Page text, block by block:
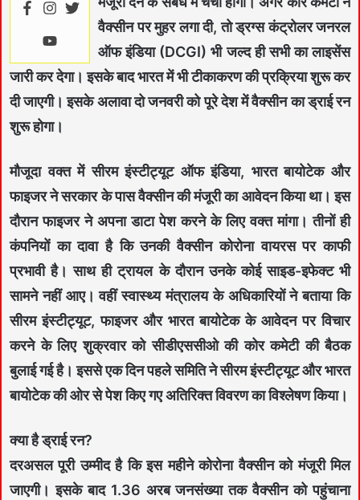
वैक्सीन पर मुहर लगा दी, तो ड्रग्स कंट्रोलर जनरल
ऑफ इंडिया (DCGI) भी जल्द ही सभी का लाइसेंस
जारी कर देगा। इसके बाद भारत में भी टीकाकरण की प्रक्रिया शुरू कर
दी जाएगी। इसके अलावा दो जनवरी को पूरे देश में वैक्सीन का ड्राई रन
शुरू होगा।
मौजूदा वक्त में सीरम इंस्टीट्यूट ऑफ इंडिया, भारत बायोटेक और
फाइजर ने सरकार के पास वैक्सीन की मंजूरी का आवेदन किया था। इस
दौरान फाइजर ने अपना डाटा पेश करने के लिए वक्त मांगा। तीनों ही
कंपनियों का दावा है कि उनकी वैक्सीन कोरोना वायरस पर काफी
प्रभावी है। साथ ही ट्रायल के दौरान उनके कोई साइड-इफेक्ट भी
सामने नहीं आए। वहीं स्वास्थ्य मंत्रालय के अधिकारियों ने बताया कि
सीरम इंस्टीट्यूट, फाइजर और भारत बायोटेक के आवेदन पर विचार
करने के लिए शुक्रवार को सीडीएससीओ की कोर कमेटी की बैठक
बुलाई गई है। इससे एक दिन पहले समिति ने सीरम इंस्टीट्यूट और भारत
बायोटेक की ओर से पेश किए गए अतिरिक्त विवरण का विश्लेषण किया।
क्या है ड्राई रन?
दरअसल पूरी उम्मीद है कि इस महीने कोरोना वैक्सीन को मंजूरी मिल
जाएगी। इसके बाद 1.36 अरब जनसंख्या तक वैक्सीन को पहुंचाना